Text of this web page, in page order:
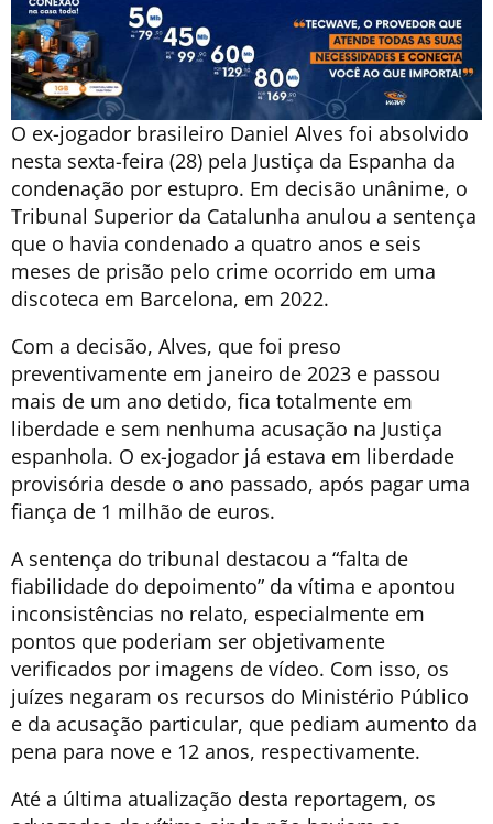
O ex-jogador brasileiro Daniel Alves foi absolvido
nesta sexta-feira (28) pela Justiça da Espanha da
condenação por estupro. Em decisão unânime, o
Tribunal Superior da Catalunha anulou a sentença
que o havia condenado a quatro anos e seis
meses de prisão pelo crime ocorrido em uma
discoteca em Barcelona, em 2022.
Com a decisão, Alves, que foi preso
preventivamente em janeiro de 2023 e passou
mais de um ano detido, fica totalmente em
liberdade e sem nenhuma acusação na Justiça
espanhola. O ex-jogador já estava em liberdade
provisória desde o ano passado, após pagar uma
fiança de 1 milhão de euros.
A sentença do tribunal destacou a “falta de
fiabilidade do depoimento” da vítima e apontou
inconsistências no relato, especialmente em
pontos que poderiam ser objetivamente
verificados por imagens de vídeo. Com isso, os
juízes negaram os recursos do Ministério Público
e da acusação particular, que pediam aumento da
pena para nove e 12 anos, respectivamente.
Até a última atualização desta reportagem, os